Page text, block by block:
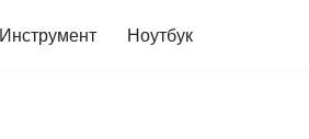
Инструмент Ноутбук